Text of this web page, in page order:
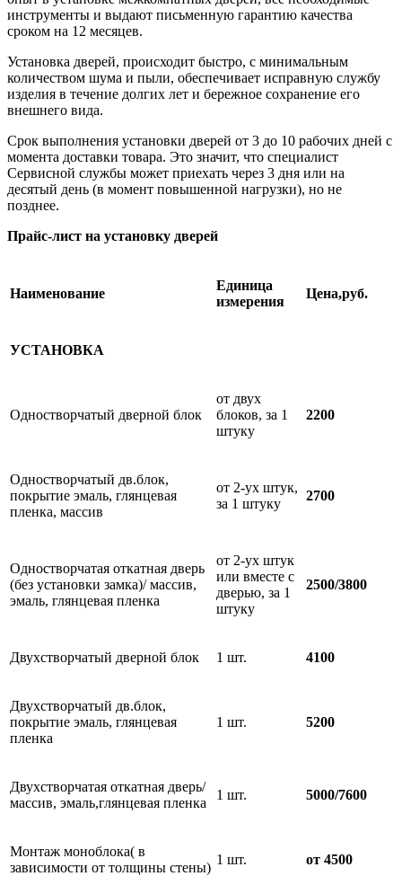
инструменты и выдают письменную гарантию качества
сроком на 12 месяцев.
Установка дверей, происходит быстро, с минимальным
количеством шума и пыли, обеспечивает исправную службу
изделия в течение долгих лет и бережное сохранение его
внешнего вида.
Срок выполнения установки дверей от 3 до 10 рабочих дней с
момента доставки товара. Это значит, что специалист
Сервисной службы может приехать через 3 дня или на
десятый день (в момент повышенной нагрузки), но не
позднее.
Прайс-лист на установку дверей
Наименование
Единица
измерения
Цена,руб.
УСТАНОВКА
Одностворчатый дверной блок
от двух
блоков, за 1
штуку
2200
Одностворчатый дв.блок,
покрытие эмаль, глянцевая
пленка, массив
от 2-ух штук,
за 1 штуку
2700
Одностворчатая откатная дверь
(без установки замка)/ массив,
эмаль, глянцевая пленка
от 2-ух штук
или вместе с
дверью, за 1
штуку
2500/3800
Двухстворчатый дверной блок 1 шт. 4100
Двухстворчатый дв.блок,
покрытие эмаль, глянцевая
пленка
1 шт. 5200
Двухстворчатая откатная дверь/
массив, эмаль,глянцевая пленка
1 шт. 5000/7600
Монтаж моноблока( в
зависимости от толщины стены)
1 шт. от 4500